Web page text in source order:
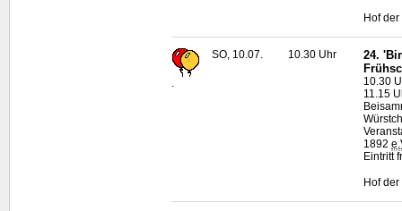
Hof
.
SO, 10.07. 10.30 Uhr
24.
10.30
11.15
1892
Eintritt
Hof